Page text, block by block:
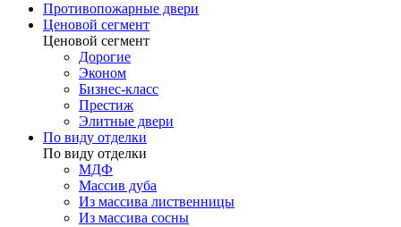
Противопожарные двери
Ценовой сегмент
Ценовой сегмент
Дорогие
Эконом
Бизнес-класс
Престиж
Элитные двери
По виду отделки
По виду отделки
МДФ
Массив дуба
Из массива лиственницы
Из массива сосны